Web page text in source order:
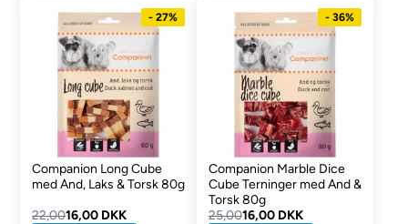
- 27%
Companion Long Cube
med And, Laks & Torsk 80g
22,0016,00 DKK
- 36%
Companion Marble Dice
Cube Terninger med And &
Torsk 80g
25,0016,00 DKK